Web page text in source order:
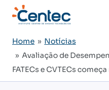
Home » Notícias
» Avaliação de
FATECs e CVTECs